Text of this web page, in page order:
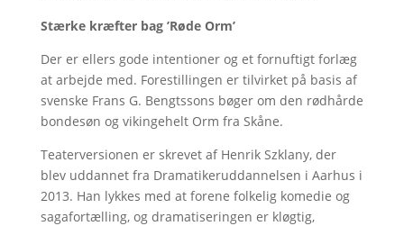
Stærke kræfter bag ’Røde Orm’
Der er ellers gode intentioner og et fornuftigt forlæg
at arbejde med. Forestillingen er tilvirket på basis af
svenske Frans G. Bengtssons bøger om den rødhårde
bondesøn og vikingehelt Orm fra Skåne.
Teaterversionen er skrevet af Henrik Szklany, der
blev uddannet fra Dramatikeruddannelsen i Aarhus i
2013. Han lykkes med at forene folkelig komedie og
sagafortælling, og dramatiseringen er kløgtig,